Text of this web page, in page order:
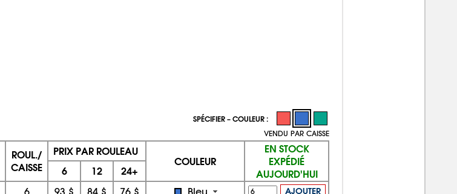
SPÉCIFIER – COULEUR :
VENDU PAR CAISSE
ROUL./
CAISSE
PRIX PAR ROULEAU
COULEUR
EN STOCK
EXPÉDIÉ
AUJOURD'HUI
6 12 24+
6 93 $ 84 $ 76 $ Bleu AJOUTER